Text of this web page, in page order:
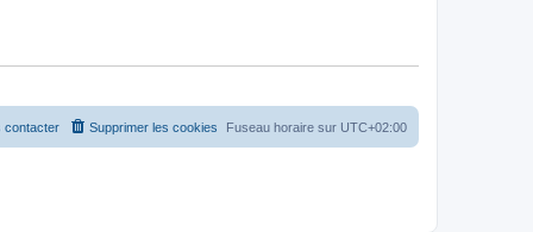
Fuseau horaire sur UTC+02:00
Supprimer les cookies
contacter